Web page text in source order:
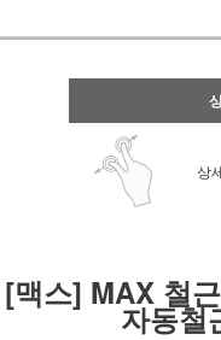
상
[맥스] MAX 철
자동철